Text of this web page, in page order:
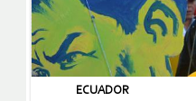
ECUADOR